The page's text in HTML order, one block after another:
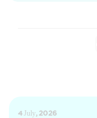
4 July, 2026